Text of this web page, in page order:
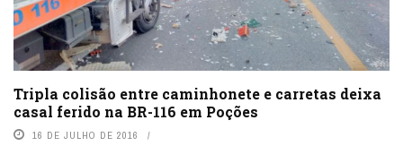
Tripla colisão entre caminhonete e carretas deixa
casal ferido na BR-116 em Poções
16 DE JULHO DE 2016